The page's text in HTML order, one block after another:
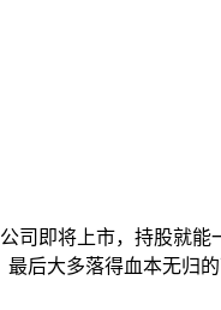
司即将上市，持股就能
后大多落得血本无归